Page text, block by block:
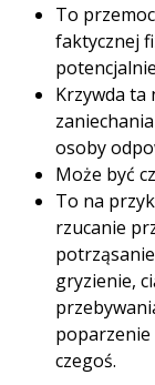
To
faktycznej
Krzywda ta
osoby
Może być
To na
rzucanie
gryzienie,
poparzenie
czegoś.